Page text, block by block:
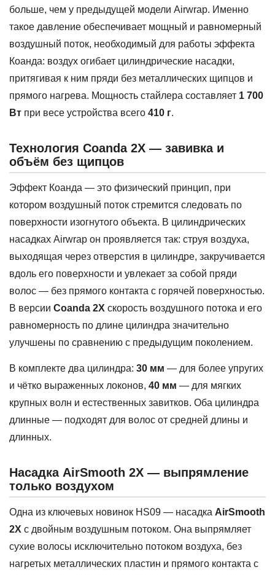
больше, чем у предыдущей модели Airwrap. Именно
такое давление обеспечивает мощный и равномерный
воздушный поток, необходимый для работы эффекта
Коанда: воздух огибает цилиндрические насадки,
притягивая к ним пряди без металлических щипцов и
прямого нагрева. Мощность стайлера составляет 1 700
Вт при весе устройства всего 410 г.
Технология Coanda 2X — завивка и
объём без щипцов
Эффект Коанда — это физический принцип, при
котором воздушный поток стремится следовать по
поверхности изогнутого объекта. В цилиндрических
насадках Airwrap он проявляется так: струя воздуха,
выходящая через отверстия в цилиндре, закручивается
вдоль его поверхности и увлекает за собой пряди
волос — без прямого контакта с горячей поверхностью.
В версии Coanda 2X скорость воздушного потока и его
равномерность по длине цилиндра значительно
улучшены по сравнению с предыдущим поколением.
В комплекте два цилиндра: 30 мм — для более упругих
и чётко выраженных локонов, 40 мм — для мягких
крупных волн и естественных завитков. Оба цилиндра
длинные — подходят для волос от средней длины и
длинных.
Насадка AirSmooth 2X — выпрямление
только воздухом
Одна из ключевых новинок HS09 — насадка AirSmooth
2X с двойным воздушным потоком. Она выпрямляет
сухие волосы исключительно потоком воздуха, без
нагретых металлических пластин и прямого контакта с